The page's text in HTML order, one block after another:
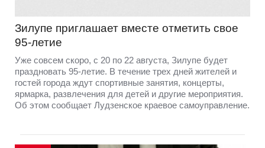
Зилупе приглашает вместе отметить свое
95-летие
Уже совсем скоро, с 20 по 22 августа, Зилупе будет
праздновать 95-летие. В течение трех дней жителей и
гостей города ждут спортивные занятия, концерты,
ярмарка, развлечения для детей и другие мероприятия.
Об этом сообщает Лудзенское краевое самоуправление.